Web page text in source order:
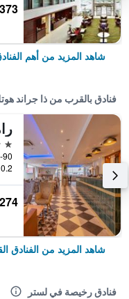
373 ﷼
شاهد المزيد من أهم
فنادق بالقرب من ذا جراند
3 نجوم
0.2 كيلومتر عن وسط المدينة
274 ﷼
شاهد المزيد من الفنادق
فنادق رخيصة في لستر